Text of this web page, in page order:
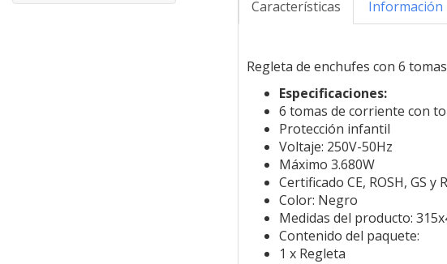
Características Información
Regleta de enchufes con 6
Especificaciones:
6 tomas de corriente con
Protección infantil
Voltaje: 250V-50Hz
Máximo 3.680W
Certificado CE, ROSH, GS y
Color: Negro
Medidas del producto:
Contenido del paquete:
1 x Regleta